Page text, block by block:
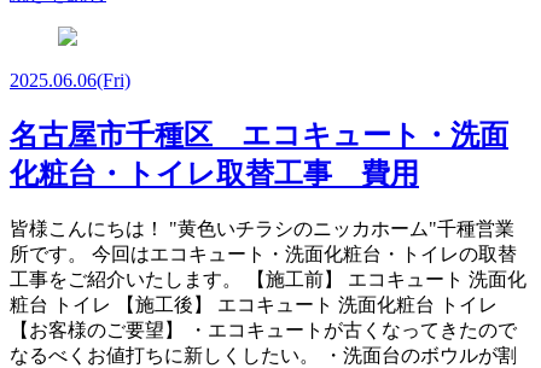
2025.06.06(Fri)
名古屋市千種区 エコキュート・洗面
化粧台・トイレ取替工事 費用
皆様こんにちは！ "黄色いチラシのニッカホーム"千種営業
所です。 今回はエコキュート・洗面化粧台・トイレの取替
工事をご紹介いたします。 【施工前】 エコキュート 洗面化
粧台 トイレ 【施工後】 エコキュート 洗面化粧台 トイレ
【お客様のご要望】 ・エコキュートが古くなってきたので
なるべくお値打ちに新しくしたい。 ・洗面台のボウルが割